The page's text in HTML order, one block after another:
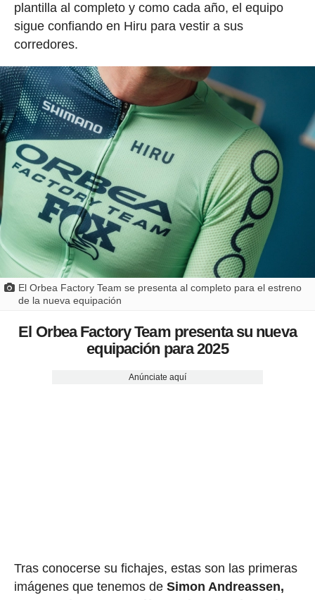
plantilla al completo y como cada año, el equipo
sigue confiando en Hiru para vestir a sus
corredores.
El Orbea Factory Team se presenta al completo para el estreno
de la nueva equipación
El Orbea Factory Team presenta su nueva
equipación para 2025
Anúnciate aquí
Tras conocerse su fichajes, estas son las primeras
imágenes que tenemos de Simon Andreassen,